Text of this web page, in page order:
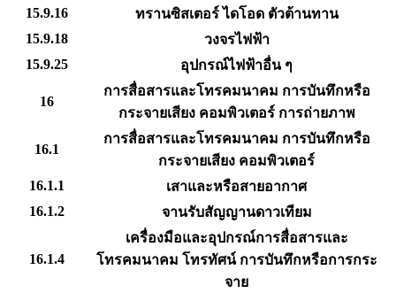
15.9.16
ทรานซิสเตอร์ ไดโอด ตัวต้านทาน
15.9.18
วงจรไฟฟ้า
15.9.25
อุปกรณ์ไฟฟ้าอื่น ๆ
16
การสื่อสารและโทรคมนาคม การบันทึกหรือ
กระจายเสียง คอมพิวเตอร์ การถ่ายภาพ
16.1
การสื่อสารและโทรคมนาคม การบันทึกหรือ
กระจายเสียง คอมพิวเตอร์
16.1.1
เสาและหรือสายอากาศ
16.1.2
จานรับสัญญานดาวเทียม
16.1.4
เครื่องมือและอุปกรณ์การสื่อสารและ
โทรคมนาคม โทรทัศน์ การบันทึกหรือการกระ
จาย